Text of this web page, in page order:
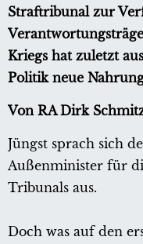
Straftribunal zur
Kriegs hat zuletzt
Politik neue
Von RA Dirk
Jüngst sprach sich
Außenminister für
Tribunals aus.
Doch was auf den